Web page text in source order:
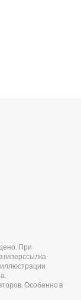
При
гиперссылка
Особенно в